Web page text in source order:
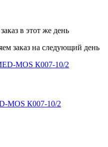
в этот же день
заказ на следующий день
MOS К007-10/2